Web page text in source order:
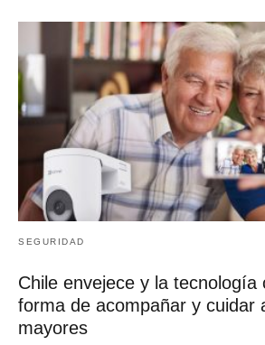
SEGURIDAD
Chile envejece y la tecnología
forma de acompañar y cuidar
mayores